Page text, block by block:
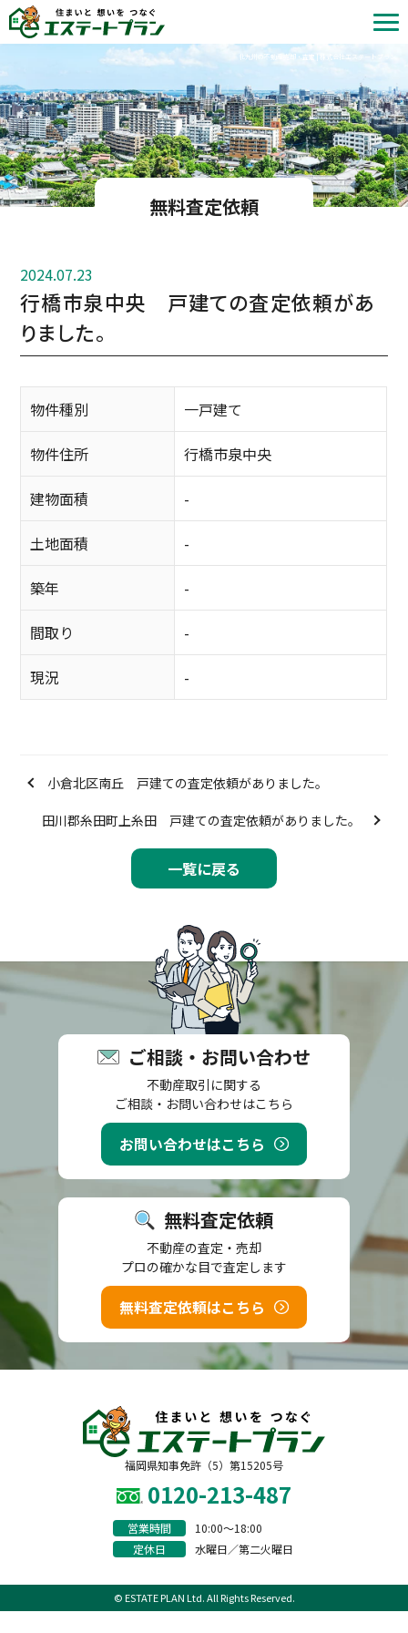
北九州の不動産売却・査定 | 株式会社エステートプラン
無料査定依頼
2024.07.23
行橋市泉中央 戸建ての査定依頼があ
りました。
物件種別 一戸建て
物件住所 行橋市泉中央
建物面積 -
土地面積 -
築年 -
間取り -
現況 -
小倉北区南丘 戸建ての査定依頼がありました。
一覧に戻る
田川郡糸田町上糸田 戸建ての査定依頼がありました。
ご相談・お問い合わせ
不動産取引に関する
ご相談・お問い合わせはこちら
お問い合わせはこちら
無料査定依頼
不動産の査定・売却
プロの確かな目で査定します
無料査定依頼はこちら
福岡県知事免許（5）第15205号
0120-213-487
営業時間
10:00〜18:00
定休日
水曜日／第二火曜日
© ESTATE PLAN Ltd. All Rights Reserved.